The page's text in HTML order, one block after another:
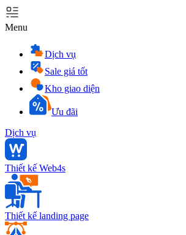
Menu
Dịch vụ
Sale giá tốt
Kho giao diện
Ưu đãi
Dịch vụ
Thiết kế Web4s
Thiết kế landing page